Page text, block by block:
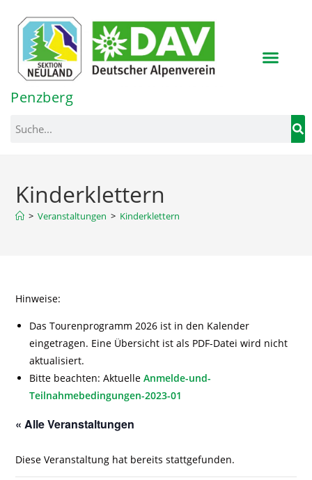
springen
Penzberg
Kinderklettern
> Veranstaltungen > Kinderklettern
Hinweise:
Das Tourenprogramm 2026 ist in den Kalender
eingetragen. Eine Übersicht ist als PDF-Datei wird nicht
aktualisiert.
Bitte beachten: Aktuelle Anmelde-und-
Teilnahmebedingungen-2023-01
« Alle Veranstaltungen
Diese Veranstaltung hat bereits stattgefunden.